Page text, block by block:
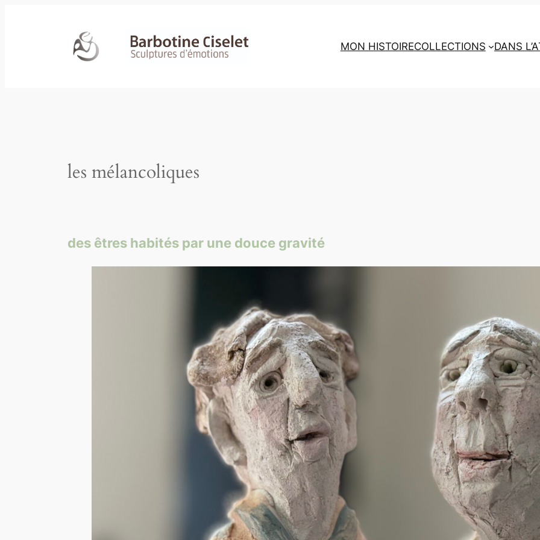
MON HISTOIRECOLLECTIONS DANS
les mélancoliques
des êtres habités par une douce gravité